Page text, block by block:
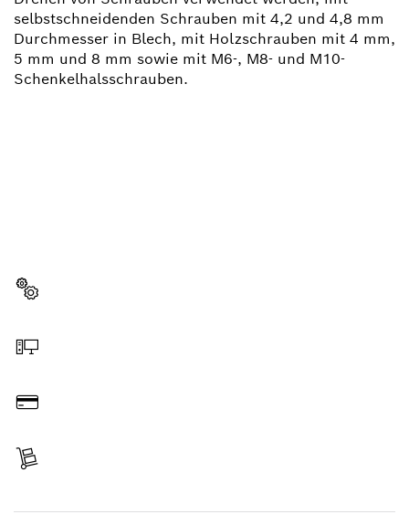
selbstschneidenden Schrauben mit 4,2 und 4,8 mm
Durchmesser in Blech, mit Holzschrauben mit 4 mm,
5 mm und 8 mm sowie mit M6-, M8- und M10-
Schenkelhalsschrauben.